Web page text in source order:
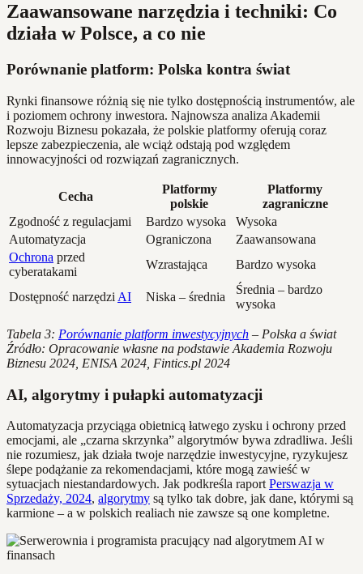
Zaawansowane narzędzia i techniki: Co
działa w Polsce, a co nie
Porównanie platform: Polska kontra świat
Rynki finansowe różnią się nie tylko dostępnością instrumentów, ale
i poziomem ochrony inwestora. Najnowsza analiza Akademii
Rozwoju Biznesu pokazała, że polskie platformy oferują coraz
lepsze zabezpieczenia, ale wciąż odstają pod względem
innowacyjności od rozwiązań zagranicznych.
Cecha
Platformy
polskie
Platformy
zagraniczne
Zgodność z regulacjami
Bardzo wysoka
Wysoka
Automatyzacja
Ograniczona
Zaawansowana
Ochrona przed
cyberatakami
Wzrastająca Bardzo wysoka
Dostępność narzędzi AI Niska – średnia
Średnia – bardzo
wysoka
Tabela 3: Porównanie platform inwestycyjnych – Polska a świat
Źródło: Opracowanie własne na podstawie Akademia Rozwoju
Biznesu 2024, ENISA 2024, Fintics.pl 2024
AI, algorytmy i pułapki automatyzacji
Automatyzacja przyciąga obietnicą łatwego zysku i ochrony przed
emocjami, ale „czarna skrzynka” algorytmów bywa zdradliwa. Jeśli
nie rozumiesz, jak działa twoje narzędzie inwestycyjne, ryzykujesz
ślepe podążanie za rekomendacjami, które mogą zawieść w
sytuacjach niestandardowych. Jak podkreśla raportPerswazja w
Sprzedaży, 2024, algorytmy są tylko tak dobre, jak dane, którymi są
karmione – a w polskich realiach nie zawsze są one kompletne.